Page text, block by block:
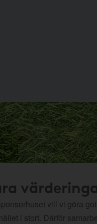
vill vi göra
i stort. Därför